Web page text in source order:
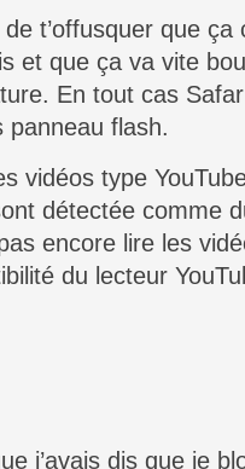
t’offusquer que
et que ça va vite
En tout cas
panneau flash.
vidéos type
détectée comme
encore lire les
du lecteur
j’avais dis que je